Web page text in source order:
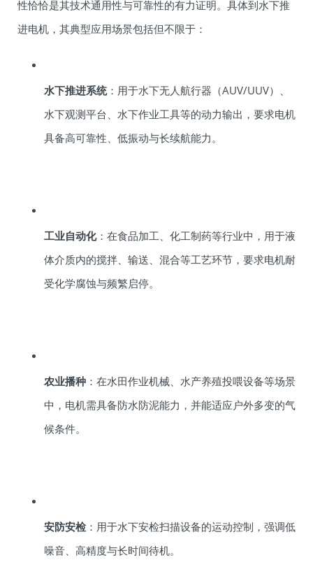
性恰恰是其技术通用性与可靠性的有力证明。具体到水下推
进电机，其典型应用场景包括但不限于：
水下推进系统：用于水下无人航行器（AUV/UUV）、
水下观测平台、水下作业工具等的动力输出，要求电机
具备高可靠性、低振动与长续航能力。
工业自动化：在食品加工、化工制药等行业中，用于液
体介质内的搅拌、输送、混合等工艺环节，要求电机耐
受化学腐蚀与频繁启停。
农业播种 ：在水田作业机械、水产养殖投喂设备等场景
中，电机需具备防水防泥能力，并能适应户外多变的气
候条件。
安防安检 ：用于水下安检扫描设备的运动控制，强调低
噪音、高精度与长时间待机。